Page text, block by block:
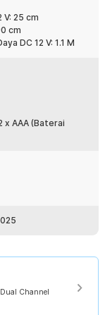
ini:
Dual Channel 12V
V: 25 cm
cm
DC 12 V: 1.1 M
AAA (Baterai
Channel